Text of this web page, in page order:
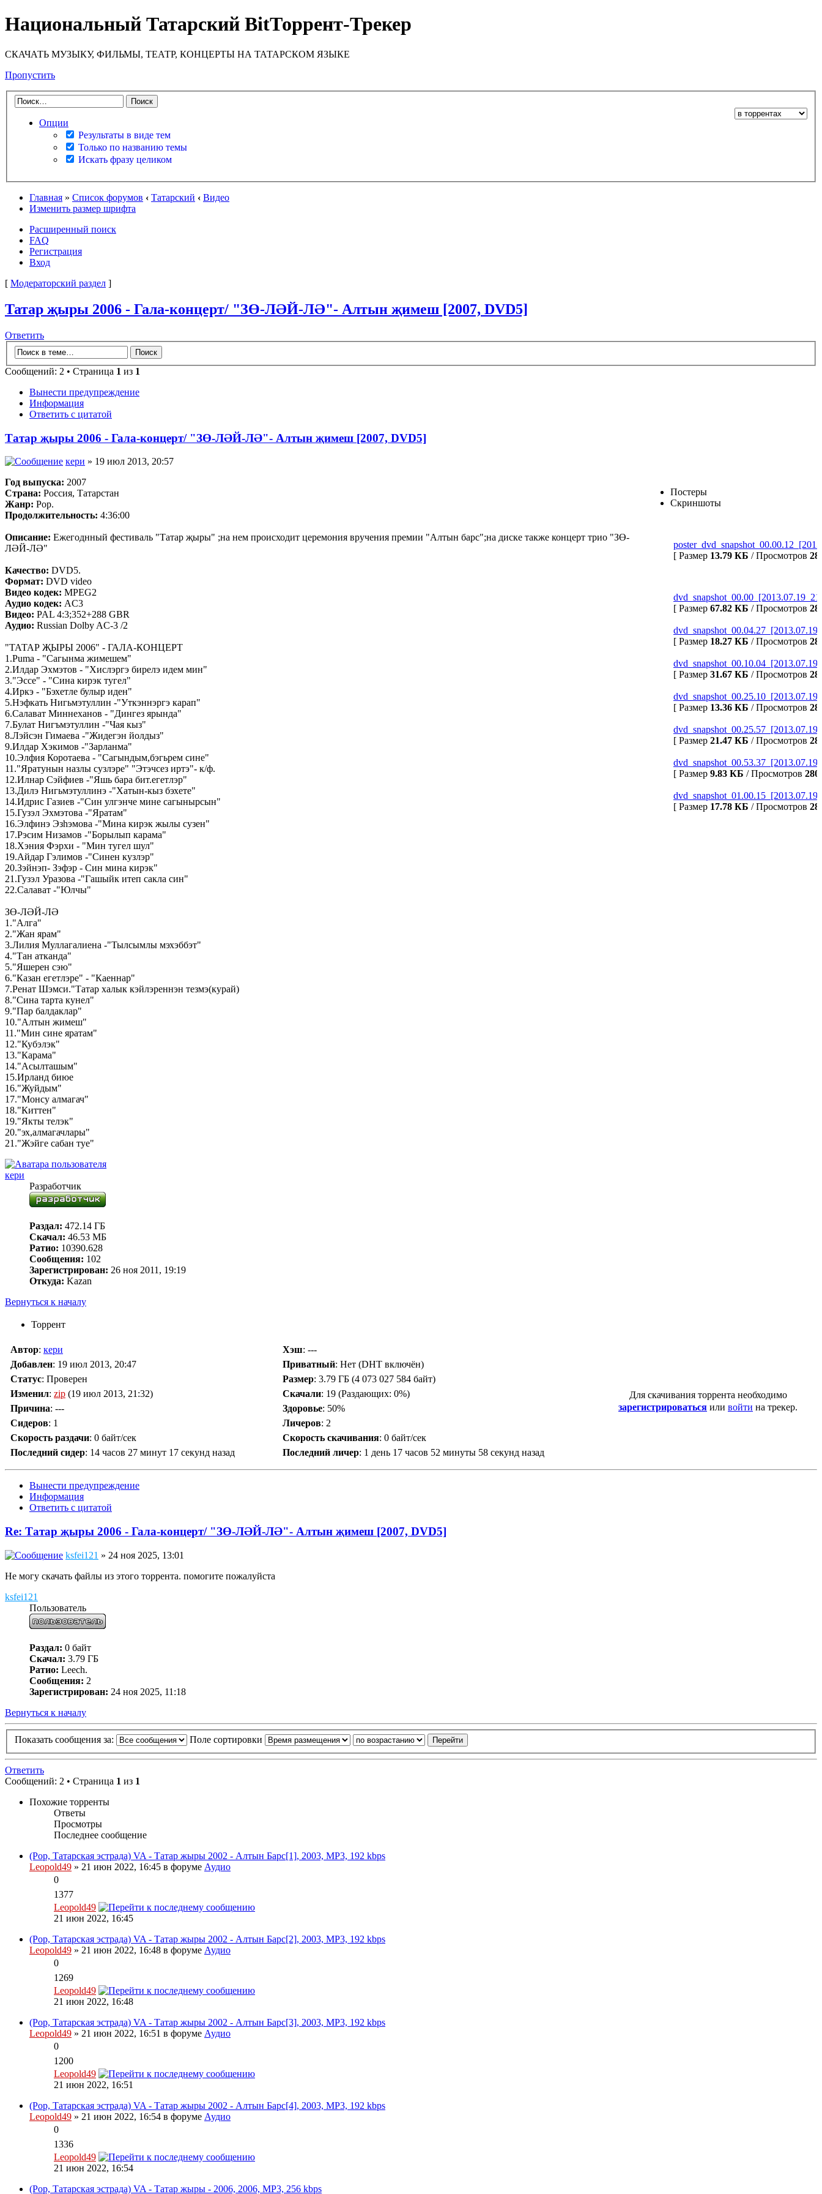
Национальный Татарский BitТоррент-Трекер
СКАЧАТЬ МУЗЫКУ, ФИЛЬМЫ, ТЕАТР, КОНЦЕРТЫ НА ТАТАРСКОМ ЯЗЫКЕ
Пропустить
Опции
Результаты в виде тем
Только по названию темы
Искать фразу целиком
Главная » Список форумов ‹ Татарский ‹ Видео
Изменить размер шрифта
Расширенный поиск
FAQ
Регистрация
Вход
[ Модераторский раздел ]
Татар җыры 2006 - Гала-концерт/ "ЗӨ-ЛӘЙ-ЛӘ"- Алтын җимеш [2007, DVD5]
Ответить
Сообщений: 2 • Страница 1 из 1
Вынести предупреждение
Информация
Ответить с цитатой
Татар җыры 2006 - Гала-концерт/ "ЗӨ-ЛӘЙ-ЛӘ"- Алтын җимеш [2007, DVD5]
кери » 19 июл 2013, 20:57
Постеры
Скриншоты
[ Размер 13.79 КБ / Просмотров
[ Размер 67.82 КБ / Просмотров
[ Размер 18.27 КБ / Просмотров
[ Размер 31.67 КБ / Просмотров
[ Размер 13.36 КБ / Просмотров
[ Размер 21.47 КБ / Просмотров
[ Размер 9.83 КБ / Просмотров
[ Размер 17.78 КБ / Просмотров
Год выпуска: 2007
Страна: Россия, Татарстан
Жанр: Pop.
Продолжительность: 4:36:00
Описание: Ежегоднный фестиваль "Татар җыры" ;на нем происходит церемония вручения премии "Алтын барс";на диске также концерт трио "ЗӨ-
ЛӘЙ-ЛӘ"
Качество: DVD5.
Формат: DVD video
Видео кодек: MPEG2
Аудио кодек: AC3
Видео: PAL 4:3;352+288 GBR
Аудио: Russian Dolby AC-3 /2
"ТАТАР ҖЫРЫ 2006" - ГАЛА-КОНЦЕРТ
1.Puma - "Сагынма жимешем"
2.Илдар Эхмэтов - "Хислэргэ бирелэ идем мин"
3."Эссе" - "Сина кирэк тугел"
4.Иркэ - "Бэхетле булыр иден"
5.Нэфкать Нигьмэтуллин -"Уткэннэргэ карап"
6.Салават Миннеханов - "Дингез ярында"
7.Булат Нигъмэтуллин -"Чая кыз"
8.Лэйсэн Гимаева -"Жидегэн йолдыз"
9.Илдар Хэкимов -"Зарланма"
10.Элфия Коротаева - "Сагындым,бэгьрем сине"
11."Яратунын назлы сузлэре" "Этэчсез иртэ"- к/ф.
12.Илнар Сэйфиев -"Яшь бара бит.егетлэр"
13.Дилэ Нигьмэтуллинэ -"Хатын-кыз бэхете"
14.Идрис Газиев -"Син улгэнче мине сагынырсын"
15.Гузэл Эхмэтова -"Яратам"
16.Элфинэ Эзhэмова -"Мина кирэк жылы сузен"
17.Рэсим Низамов -"Борылып карама"
18.Хэния Фэрхи - "Мин тугел шул"
19.Айдар Гэлимов -"Синен кузлэр"
20.Зэйнэп- Зэфэр - Син мина кирэк"
21.Гузэл Уразова -"Гашыйк итеп сакла син"
22.Салават -"Юлчы"
ЗӨ-ЛӘЙ-ЛӘ
1."Алга"
2."Жан ярам"
3.Лилия Муллагалиена -"Тылсымлы мэхэббэт"
4."Тан атканда"
5."Яшерен сэю"
6."Казан егетлэре" - "Каеннар"
7.Ренат Шэмси."Татар халык кэйлэреннэн тезмэ(курай)
8."Сина тарта кунел"
9."Пар балдаклар"
10."Алтын жимеш"
11."Мин сине яратам"
12."Кубэлэк"
13."Карама"
14."Асылташым"
15.Ирланд биюе
16."Жуйдым"
17."Монсу алмагач"
18."Киттен"
19."Якты телэк"
20."эх,алмагачлары"
21."Жэйге сабан туе"
кери
Разработчик
Раздал: 472.14 ГБ
Скачал: 46.53 МБ
Ратио: 10390.628
Сообщения: 102
Зарегистрирован: 26 ноя 2011, 19:19
Откуда: Kazan
Вернуться к началу
Торрент
Автор: кери Хэш: ---
Добавлен: 19 июл 2013, 20:47 Приватный: Нет (DHT включён)
Статус: Проверен Размер: 3.79 ГБ (4 073 027 584 байт)
Изменил: zip (19 июл 2013, 21:32) Скачали: 19 (Раздающих: 0%)
Причина: --- Здоровье: 50%
Сидеров: 1 Личеров: 2
Скорость раздачи: 0 байт/сек Скорость скачивания: 0 байт/сек
Последний сидер: 14 часов 27 минут 17 секунд назад Последний личер: 1 день 17 часов 52 минуты 58 секунд назад
Для скачивания торрента необходимо
зарегистрироваться или войти на трекер.
Вынести предупреждение
Информация
Ответить с цитатой
Re: Татар җыры 2006 - Гала-концерт/ "ЗӨ-ЛӘЙ-ЛӘ"- Алтын җимеш [2007, DVD5]
ksfei121 » 24 ноя 2025, 13:01
Не могу скачать файлы из этого торрента. помогите пожалуйста
ksfei121
Пользователь
Раздал: 0 байт
Скачал: 3.79 ГБ
Ратио: Leech.
Сообщения: 2
Зарегистрирован: 24 ноя 2025, 11:18
Вернуться к началу
Показать сообщения за: Поле сортировки
Ответить
Сообщений: 2 • Страница 1 из 1
Похожие торренты
Ответы
Просмотры
Последнее сообщение
(Pop, Татарская эстрада) VA - Татар жыры 2002 - Алтын Барс[1], 2003, MP3, 192 kbps
Leopold49 » 21 июн 2022, 16:45 в форуме Аудио
0
1377
Leopold49
21 июн 2022, 16:45
(Pop, Татарская эстрада) VA - Татар жыры 2002 - Алтын Барс[2], 2003, MP3, 192 kbps
Leopold49 » 21 июн 2022, 16:48 в форуме Аудио
0
1269
Leopold49
21 июн 2022, 16:48
(Pop, Татарская эстрада) VA - Татар жыры 2002 - Алтын Барс[3], 2003, MP3, 192 kbps
Leopold49 » 21 июн 2022, 16:51 в форуме Аудио
0
1200
Leopold49
21 июн 2022, 16:51
(Pop, Татарская эстрада) VA - Татар жыры 2002 - Алтын Барс[4], 2003, MP3, 192 kbps
Leopold49 » 21 июн 2022, 16:54 в форуме Аудио
0
1336
Leopold49
21 июн 2022, 16:54
(Pop, Татарская эстрада) VA - Татар жыры - 2006, 2006, MP3, 256 kbps